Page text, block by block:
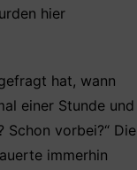
hier
hat, wann
einer Stunde und
Schon vorbei?“ Die
immerhin